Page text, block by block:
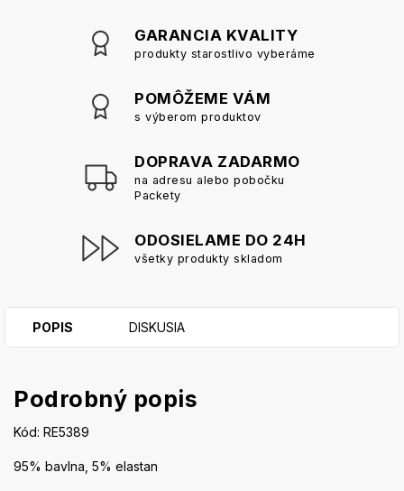
GARANCIA KVALITY
produkty starostlivo vyberáme
POMÔŽEME VÁM
s výberom produktov
DOPRAVA ZADARMO
na adresu alebo pobočku
Packety
ODOSIELAME DO 24H
všetky produkty skladom
POPIS DISKUSIA
Podrobný popis
Kód: RE5389
95% bavlna, 5% elastan